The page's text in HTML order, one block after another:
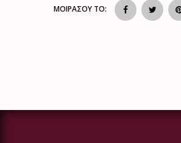
ΜΟΙΡΑΣΟΥ ΤΟ: